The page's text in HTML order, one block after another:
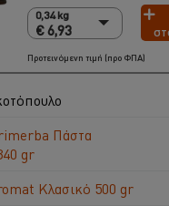
0,34 kg
€ 6,93
0,34 kg
€ 6,93
2 x 340 gr
€ 13,86
Προτεινόμενη τιμή (προ ΦΠΑ)
Πάστα
gr
Κλασικό 500 gr